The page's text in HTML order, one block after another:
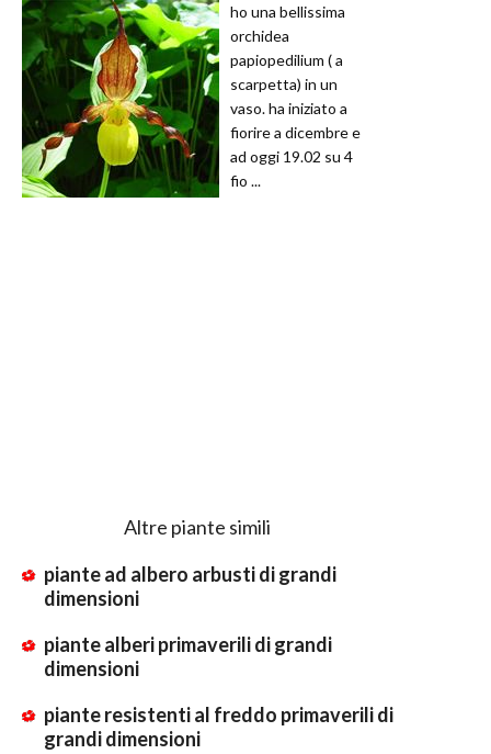
ho una bellissima
orchidea
papiopedilium ( a
scarpetta) in un
vaso. ha iniziato a
fiorire a dicembre e
ad oggi 19.02 su 4
fio ...
Altre piante simili
piante ad albero arbusti di grandi
dimensioni
piante alberi primaverili di grandi
dimensioni
piante resistenti al freddo primaverili di
grandi dimensioni